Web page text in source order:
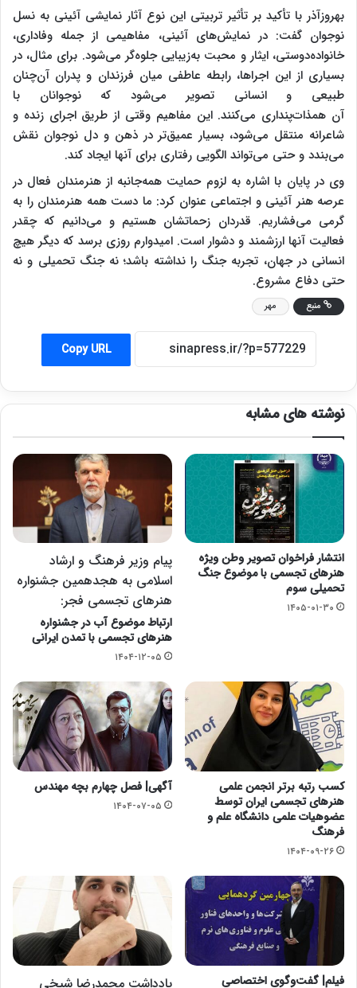
بهروزآذر با تأکید بر تأثیر تربیتی این نوع آثار نمایشی آئینی به نسل
نوجوان گفت: در نمایش‌های آئینی، مفاهیمی از جمله وفاداری،
خانواده‌دوستی، ایثار و محبت به‌زیبایی جلوه‌گر می‌شود. برای مثال، در
بسیاری از این اجراها، رابطه عاطفی میان فرزندان و پدران آن‌چنان
طبیعی و انسانی تصویر می‌شود که نوجوانان با
آن همذات‌پنداری می‌کنند. این مفاهیم وقتی از طریق اجرای زنده و
شاعرانه منتقل می‌شود، بسیار عمیق‌تر در ذهن و دل نوجوان نقش
می‌بندد و حتی می‌تواند الگویی رفتاری برای آنها ایجاد کند.
وی در پایان با اشاره به لزوم حمایت همه‌جانبه از هنرمندان فعال در
عرصه هنر آئینی و اجتماعی عنوان کرد: ما دست همه هنرمندان را به
گرمی می‌فشاریم. قدردان زحماتشان هستیم و می‌دانیم که چقدر
فعالیت آنها ارزشمند و دشوار است. امیدوارم روزی برسد که دیگر هیچ
انسانی در جهان، تجربه جنگ را نداشته باشد؛ نه جنگ تحمیلی و نه
حتی دفاع مشروع.
منبع مهر
Copy URL
نوشته های مشابه
انتشار فراخوان تصویر وطن ویژه
هنرهای تجسمی با موضوع جنگ
تحمیلی سوم
۱۴۰۵-۰۱-۳۰
پیام وزیر فرهنگ و ارشاد
اسلامی به هجدهمین جشنواره
هنرهای تجسمی فجر:
ارتباط موضوع آب در جشنواره
هنرهای تجسمی با تمدن ایرانی
۱۴۰۴-۱۲-۰۵
کسب رتبه برتر انجمن علمی
هنرهای تجسمی ایران توسط
عضوهیات علمی دانشگاه علم و
فرهنگ
۱۴۰۴-۰۹-۲۶
آگهی| فصل چهارم بچه مهندس
۱۴۰۴-۰۷-۰۵
فیلم| گفت‌وگوی اختصاصی
یادداشت محمدرضا شیخی